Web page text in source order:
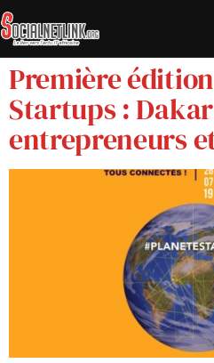
Première
Startups :
entrepreneurs